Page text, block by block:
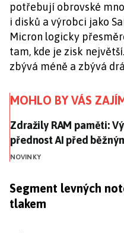
potřebují obrovské
i disků a výrobci jako
Micron logicky
tam, kde je zisk
zbývá méně a zbývá
MOHLO BY VÁS
Zdražily RAM paměti:
Zdražily RAM paměti:
přednost AI před
NOVINKY
Segment levných
tlakem